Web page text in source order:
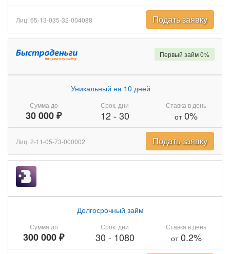
Лиц. 65-13-035-32-004088 Подать заявку
Сумма до
30 000 ₽
Уникальный на 10 дней
Срок, дни
12- 30
Ставка в день
от0%
Первый займ 0%
Лиц. 2-11-05-73-000002 Подать заявку
Сумма до
300 000 ₽
Долгосрочный займ
Срок, дни
30 - 1080
Ставка в день
от0.2%